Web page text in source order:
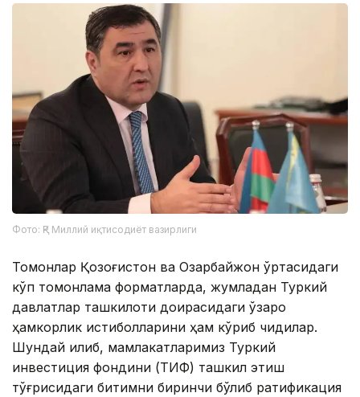
Фото: ҚР Миллий иқтисодиёт вазирлиги
Томонлар Қозоғистон ва Озарбайжон ўртасидаги
кўп томонлама форматларда, жумладан Туркий
давлатлар ташкилоти доирасидаги ўзаро
ҳамкорлик истиқболларини ҳам кўриб чиқдилар.
Шундай қилиб, мамлакатларимиз Туркий
инвестиция фондини (ТИФ) ташкил этиш
тўғрисидаги битимни биринчи бўлиб ратификация